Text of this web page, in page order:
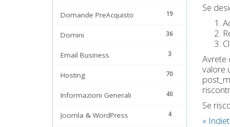
19
Domande PreAcquisto
36
Domini
3
Email Business
70
Hosting
40
Informazioni Generali
4
Joomla & WordPress
Se
Avrete
valore
Se
«